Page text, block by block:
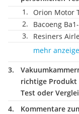
Orion Motor
Bacoeng
Resiners
mehr
richtige Produkt
Test oder
Kommentare